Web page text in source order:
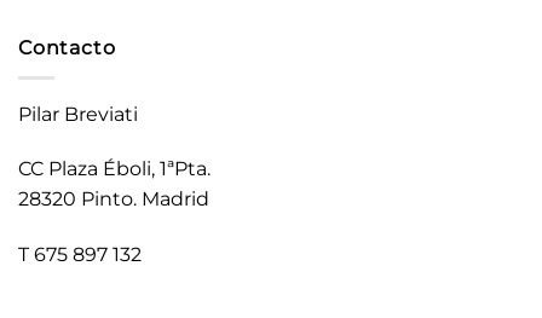
Contacto
Pilar Breviati
CC Plaza Éboli, 1ªPta.
28320 Pinto. Madrid
T 675 897 132